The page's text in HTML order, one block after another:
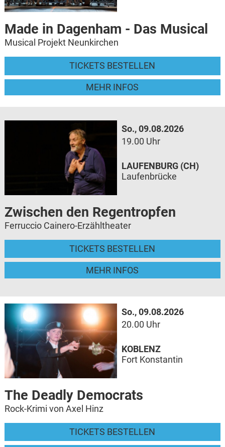
Made in Dagenham - Das Musical
Musical Projekt Neunkirchen
TICKETS BESTELLEN
MEHR INFOS
So., 09.08.2026
19.00 Uhr
Zwischen den Regentropfen
Ferruccio Cainero-Erzähltheater
TICKETS BESTELLEN
MEHR INFOS
LAUFENBURG (CH)
Laufenbrücke
So., 09.08.2026
20.00 Uhr
The Deadly Democrats
Rock-Krimi von Axel Hinz
TICKETS BESTELLEN
KOBLENZ
Fort Konstantin